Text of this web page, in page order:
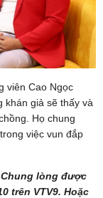
viên Cao Ngọc
khán giả sẽ thấy và
Họ chung
việc vun đắp
lòng được
trên VTV9. Hoặc